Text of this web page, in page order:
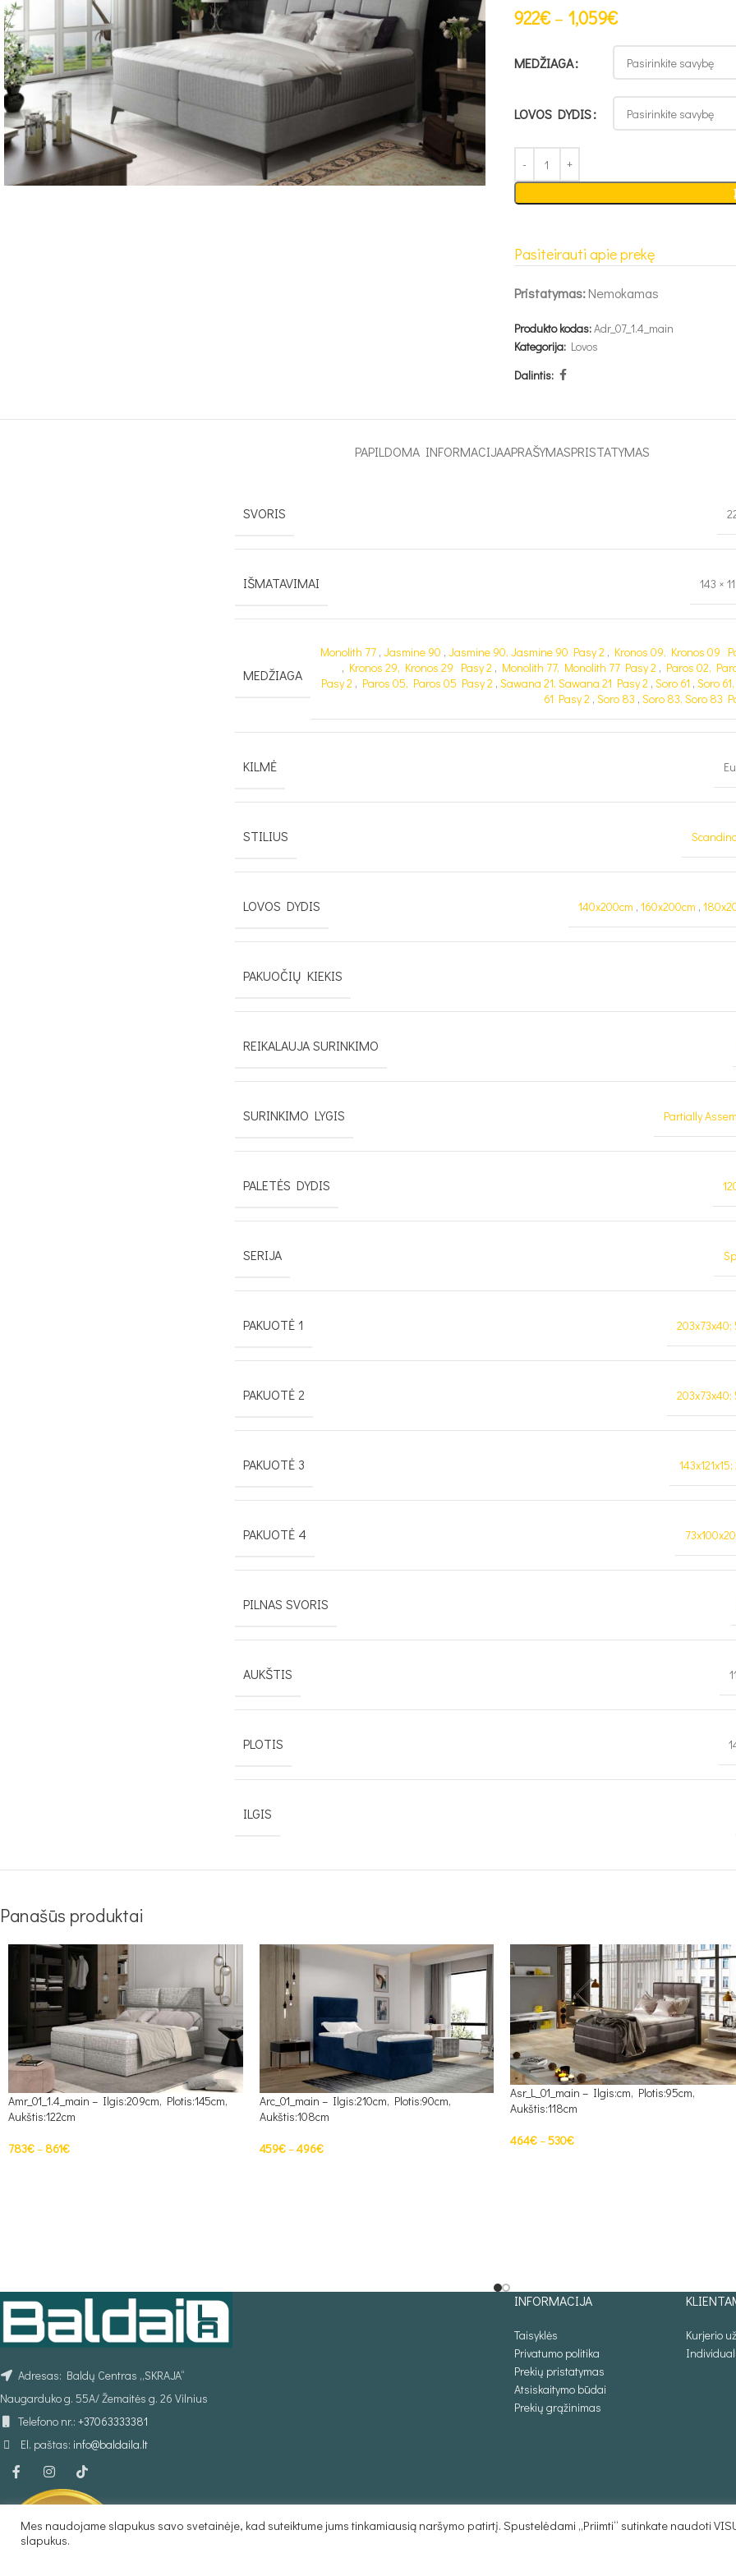
922€ – 1,059€
MEDŽIAGA
LOVOS DYDIS
Pasiteirauti apie prekę
Pristatymas:Nemokamas
Produkto kodas:Adr_07_1.4_main
Kategorija: Lovos
Dalintis:
PAPILDOMA INFORMACIJAAPRAŠYMASPRISTATYMAS
SVORIS
IŠMATAVIMAI 143 ×
MEDŽIAGA
Monolith 77 , Jasmine 90 , Jasmine 90, Jasmine 90 Pasy 2 , Kronos 09, Kronos 09
, Kronos 29, Kronos 29 Pasy 2 , Monolith 77, Monolith 77 Pasy 2 , Paros 02,
Pasy 2 , Paros 05, Paros 05 Pasy 2 , Sawana 21, Sawana 21 Pasy 2 , Soro 61 , Soro
61 Pasy 2 , Soro 83 , Soro 83, Soro 83
KILMĖ
STILIUS
LOVOS DYDIS 140x200cm , 160x200cm ,
PAKUOČIŲ KIEKIS
REIKALAUJA SURINKIMO
SURINKIMO LYGIS Partially
PALETĖS DYDIS
SERIJA
PAKUOTĖ 1 203x73x40;
PAKUOTĖ 2 203x73x40;
PAKUOTĖ 3
PAKUOTĖ 4
PILNAS SVORIS
AUKŠTIS
PLOTIS
ILGIS
Panašūs produktai
Amr_01_1.4_main – Ilgis:209cm, Plotis:145cm,
Aukštis:122cm
783€– 861€
Arc_01_main – Ilgis:210cm, Plotis:90cm,
Aukštis:108cm
459€–496€
Asr_L_01_main – Ilgis:cm, Plotis:95cm,
Aukštis:118cm
464€–530€
Adresas: Baldų Centras „SKRAJA“
Naugarduko g. 55A/ Žemaitės g. 26 Vilnius
Telefono nr.: +37063333381
El. paštas: info@baldaila.lt
INFORMACIJA
Taisyklės
Privatumo politika
Prekių pristatymas
Atsiskaitymo būdai
Prekių grąžinimas
Kurjerio
Mes naudojame slapukus savo svetainėje, kad suteiktume jums tinkamiausią naršymo patirtį. Spustelėdami „Priimti“ sutinkate naudoti
slapukus.